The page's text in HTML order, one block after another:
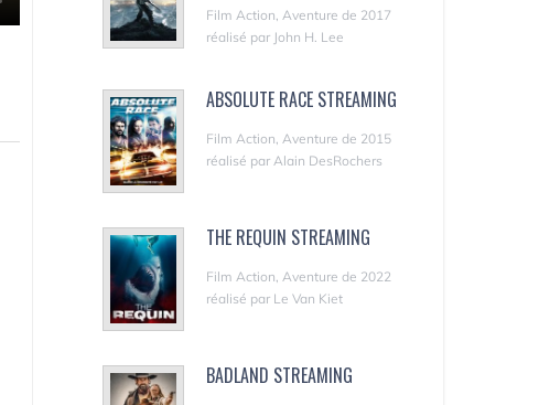
Film Action, Aventure de 2017
réalisé par John H. Lee
ABSOLUTE RACE STREAMING
Film Action, Aventure de 2015
réalisé par Alain DesRochers
THE REQUIN STREAMING
Film Action, Aventure de 2022
réalisé par Le Van Kiet
BADLAND STREAMING